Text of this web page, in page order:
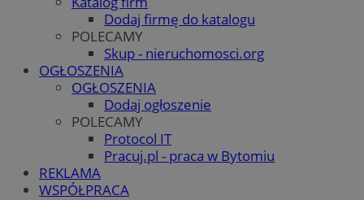
Dodaj firmę do katalogu
POLECAMY
Skup - nieruchomosci.org
OGŁOSZENIA
OGŁOSZENIA
Dodaj ogłoszenie
POLECAMY
Protocol IT
Pracuj.pl - praca w Bytomiu
REKLAMA
WSPÓŁPRACA